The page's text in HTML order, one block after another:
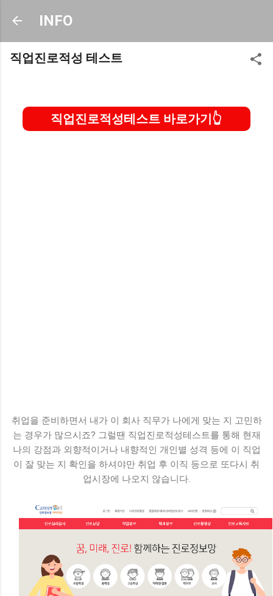
INFO
직업진로적성 테스트
직업진로적성테스트 바로가기
취업을 준비하면서 내가 이 회사 직무가 나에게 맞는 지 고민하
는 경우가 많으시죠? 그럴땐 직업진로적성테스트를 통해 현재
나의 강점과 외향적이거나 내향적인 개인별 성격 등에 이 직업
이 잘 맞는 지 확인을 하셔야만 취업 후 이직 등으로 또다시 취
업시장에 나오지 않습니다.